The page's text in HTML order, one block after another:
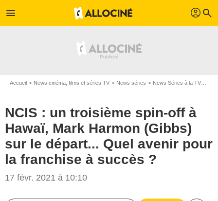
menu profil search
Accueil News cinéma, films et séries TV News séries News Séries à la TV
NCIS : un troisième spin-off à
Hawaï, Mark Harmon (Gibbs)
sur le départ... Quel avenir pour
la franchise à succès ?
17 févr. 2021 à 10:10